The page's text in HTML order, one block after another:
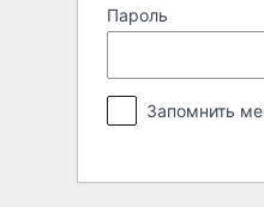
Пароль
Запомнить